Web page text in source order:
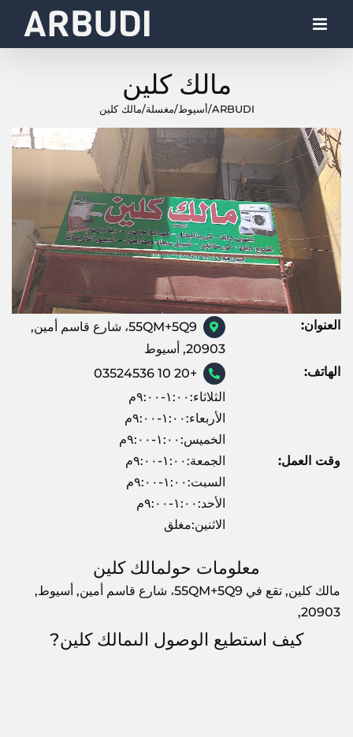
مالك كلين
ARBUDI
/أسيوط/مغسلة/مالك كلين
العنوان:
55QM+5Q9، شارع قاسم أمين,
20903, أسيوط
الهاتف:
+20 10 03524536
وقت العمل:
الثلاثاء:١:٠٠-٩:٠٠م
الأربعاء:١:٠٠-٩:٠٠م
الخميس:١:٠٠-٩:٠٠م
الجمعة:١:٠٠-٩:٠٠م
السبت:١:٠٠-٩:٠٠م
الأحد:١:٠٠-٩:٠٠م
الاثنين:مغلق
معلومات حولمالك كلين
مالك كلين, تقع في 55QM+5Q9، شارع قاسم أمين, أسيوط,
20903,
كيف استطيع الوصول الىمالك كلين?